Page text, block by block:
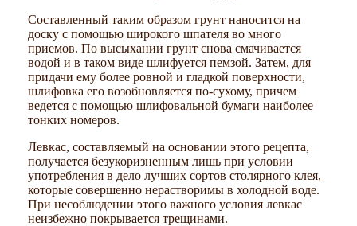
Составленный таким образом грунт наносится на
доску с помощью широкого шпателя во много
приемов. По высыхании грунт снова смачивается
водой и в таком виде шлифуется пемзой. Затем, для
придачи ему более ровной и гладкой поверхности,
шлифовка его возобновляется по-сухому, причем
ведется с помощью шлифовальной бумаги наиболее
тонких номеров.
Левкас, составляемый на основании этого рецепта,
получается безукоризненным лишь при условии
употребления в дело лучших сортов столярного клея,
которые совершенно нерастворимы в холодной воде.
При несоблюдении этого важного условия левкас
неизбежно покрывается трещинами.